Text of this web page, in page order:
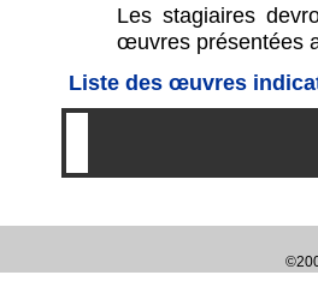
Les stagiaires
œuvres présentées
Liste des œuvres